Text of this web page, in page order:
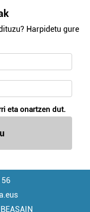
Harpidetu gure
eta onartzen dut.